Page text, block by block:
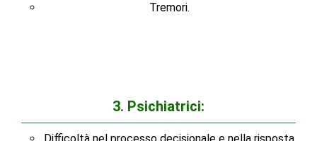
Tremori.
3. Psichiatrici:
Difficoltà nel processo decisionale e nella risposta